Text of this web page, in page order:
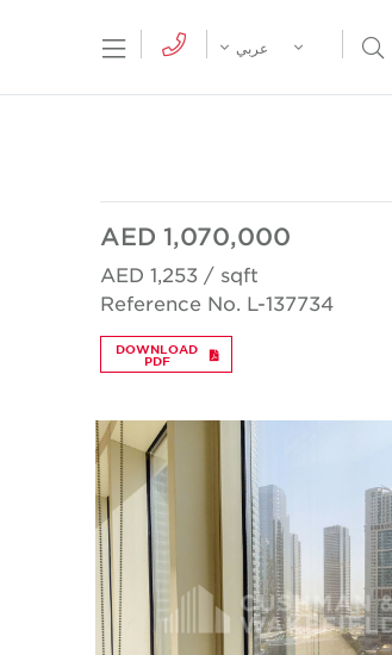
Menu Open Search Menu
عربي
AED 1,070,000
AED 1,253 / sqft
Reference No. L-137734
DOWNLOAD
PDF